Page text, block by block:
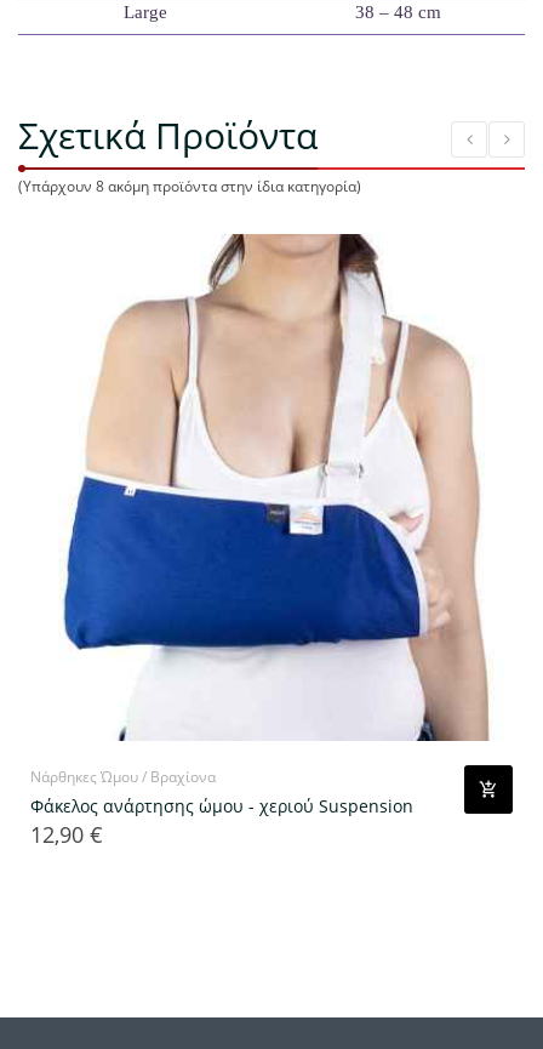
Large
38 – 48 cm
Σχετικά Προϊόντα
(Υπάρχουν 8 ακόμη προϊόντα στην ίδια κατηγορία)
Νάρθηκες Ώμου / Βραχίονα
Φάκελος ανάρτησης ώμου - χεριού Suspension
Τιμή
12,90 €